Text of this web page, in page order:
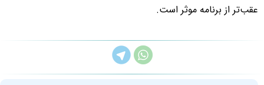
عقب‌‌‌تر از برنامه موثر است.